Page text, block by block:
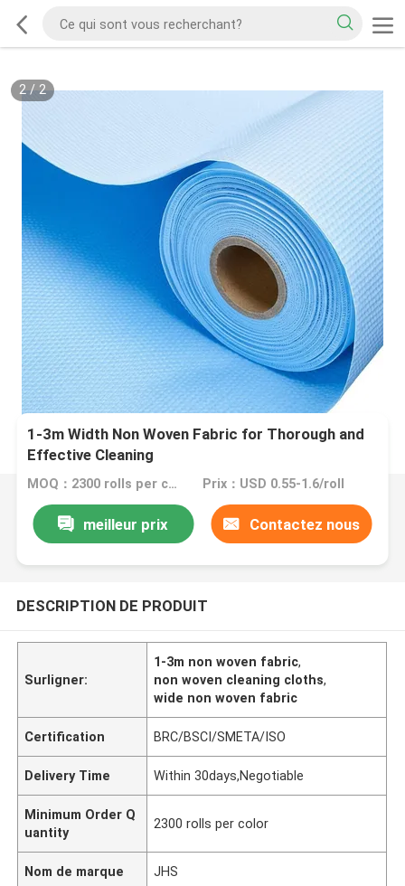
2/2
1-3m Width Non Woven Fabric for Thorough and
Effective Cleaning
MOQ：2300 rolls per color Prix：USD 0.55-1.6/roll
meilleur prix Contactez nous
DESCRIPTION DE PRODUIT
Surligner:
1-3m non woven fabric,
non woven cleaning cloths,
wide non woven fabric
Certification BRC/BSCI/SMETA/ISO
Delivery Time Within 30days,Negotiable
Minimum Order Q
uantity
2300 rolls per color
Nom de marque JHS